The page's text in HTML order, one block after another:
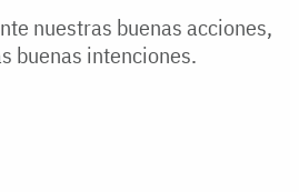
nuestras buenas acciones,
buenas intenciones.